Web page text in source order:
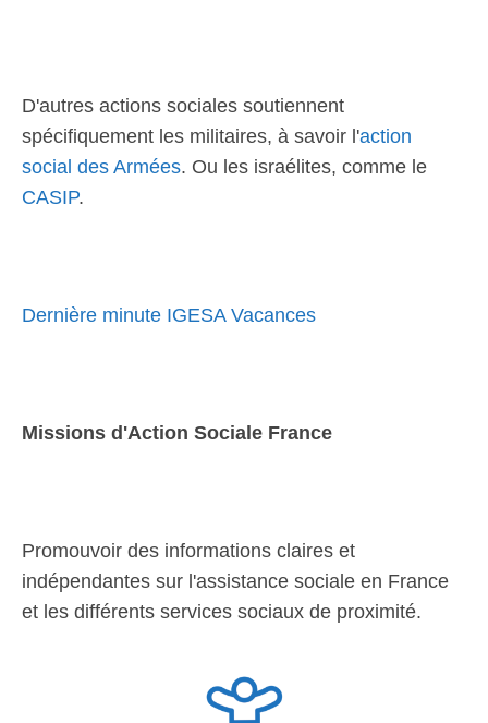
D'autres actions sociales soutiennent
spécifiquement les militaires, à savoir l'action
social des Armées. Ou les israélites, comme le
CASIP.
Dernière minute IGESA Vacances
Missions d'Action Sociale France
Promouvoir des informations claires et
indépendantes sur l'assistance sociale en France
et les différents services sociaux de proximité.